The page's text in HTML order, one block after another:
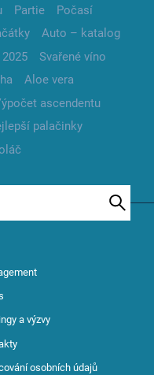
Partie
Počasí
Auto – katalog
Svařené víno
Aloe vera
ascendentu
palačinky
a výzvy
osobních údajů